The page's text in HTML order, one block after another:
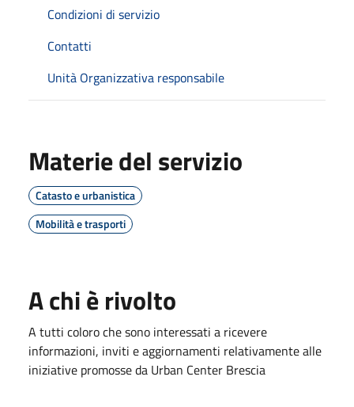
Condizioni di servizio
Contatti
Unità Organizzativa responsabile
Materie del servizio
Catasto e urbanistica
Mobilità e trasporti
A chi è rivolto
A tutti coloro che sono interessati a ricevere
informazioni, inviti e aggiornamenti relativamente alle
iniziative promosse da Urban Center Brescia